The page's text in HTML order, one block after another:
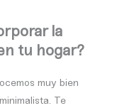
la
tu hogar?
muy bien
Te